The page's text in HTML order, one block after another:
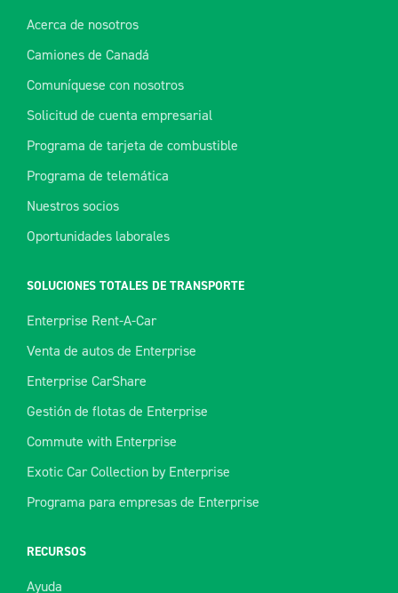
Acerca de nosotros
Camiones de Canadá
Comuníquese con nosotros
Solicitud de cuenta empresarial
Programa de tarjeta de combustible
Programa de telemática
Nuestros socios
Oportunidades laborales
SOLUCIONES TOTALES DE TRANSPORTE
Enterprise Rent-A-Car
Venta de autos de Enterprise
Enterprise CarShare
Gestión de flotas de Enterprise
Commute with Enterprise
Exotic Car Collection by Enterprise
Programa para empresas de Enterprise
RECURSOS
Ayuda